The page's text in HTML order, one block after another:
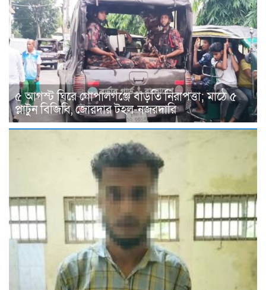
৫ আগস্ট ঘিরে গোপালগঞ্জে বাড়তি নিরাপত্তা; মাঠে ৫
প্লাটুন বিজিবি, জোরদার টহল-নজরদারি